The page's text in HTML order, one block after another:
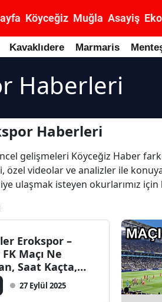
Köyceğiz Muğla Asayiş
Kavaklıdere Marmaris
Haberleri
Haberleri
gelişmeleri Köyceğiz Haber
videolar ve analizler ile
ulaşmak isteyen okurlarımız
Erokspor –
Maçı Ne
Saat Kaçta,
Kanalda? Canlı,
İzle
27 Eylül 2025